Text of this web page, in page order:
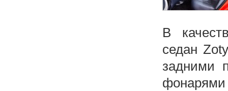
В
седан
задними
фонарями